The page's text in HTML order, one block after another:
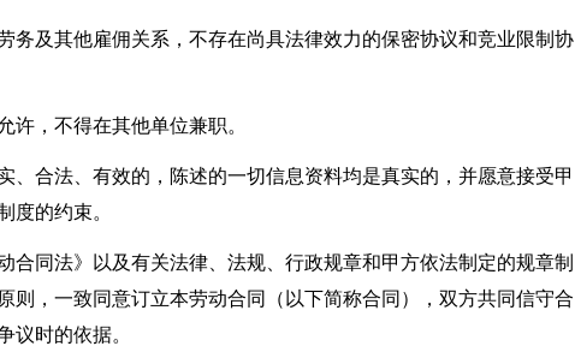
务及其他雇佣关系，不存在尚具法律效力的保密协议和竞业限制协
许，不得在其他单位兼职。
、合法、有效的，陈述的一切信息资料均是真实的，并愿意接受甲
度的约束。
合同法》以及有关法律、法规、行政规章和甲方依法制定的规章制
则，一致同意订立本劳动合同（以下简称合同），双方共同信守合
议时的依据。